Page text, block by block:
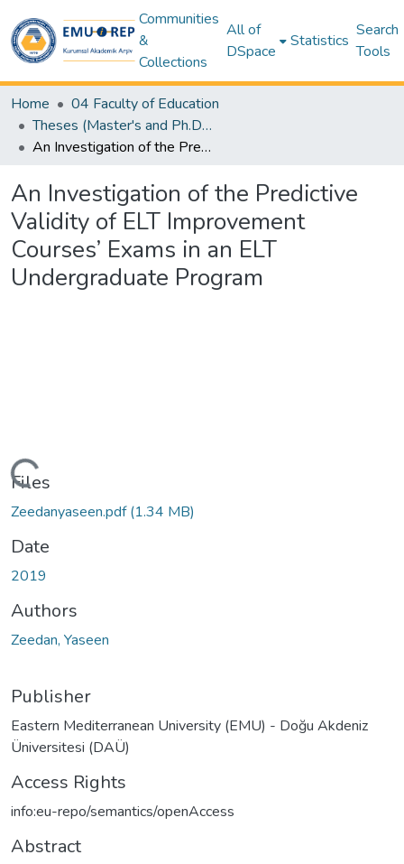
Communities
&
Collections
All of
DSpace
Statistics
Search
Tools
Home
04 Faculty of Education
Theses (Master's and Ph.D) – Education
An Investigation of the Predictive Validity of ELT Improvement Courses’ Exams in an ELT Undergraduate Program
An Investigation of the Predictive
Validity of ELT Improvement
Courses’ Exams in an ELT
Undergraduate Program
Files
Zeedanyaseen.pdf(1.34 MB)
Date
2019
Authors
Zeedan, Yaseen
Publisher
Eastern Mediterranean University (EMU) - Doğu Akdeniz
Üniversitesi (DAÜ)
Access Rights
info:eu-repo/semantics/openAccess
Abstract